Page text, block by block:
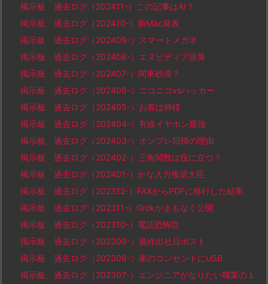
掲示板 過去ログ（202411-）この記事はAI？
掲示板 過去ログ（202410-）新Mac発表
掲示板 過去ログ（202409-）スマートメガネ
掲示板 過去ログ（202408-）エヌビディア決算
掲示板 過去ログ（202407-）関東砂漠？
掲示板 過去ログ（202406-）ニコニコvsハッカー
掲示板 過去ログ（202405-）お客は神様
掲示板 過去ログ（202404-）有線イヤホン最強
掲示板 過去ログ（202403-）オンプレ回帰の理由
掲示板 過去ログ（202402-）三角関数は役に立つ？
掲示板 過去ログ（202401-）かな入力推奨大臣
掲示板 過去ログ（202312-）FAXからPDFに移行した結果
掲示板 過去ログ（202311-）Grokがまもなく公開
掲示板 過去ログ（202310-）電話恐怖症
掲示板 過去ログ（202309-）最終出社日ポスト
掲示板 過去ログ（202308-）家のコンセントにUSB
掲示板 過去ログ（202307-）エンジニアがなりたい職業の１